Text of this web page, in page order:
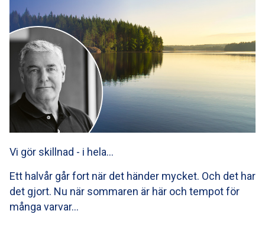
Vi gör skillnad - i hela…
Ett halvår går fort när det händer mycket. Och det har
det gjort. Nu när sommaren är här och tempot för
många varvar…